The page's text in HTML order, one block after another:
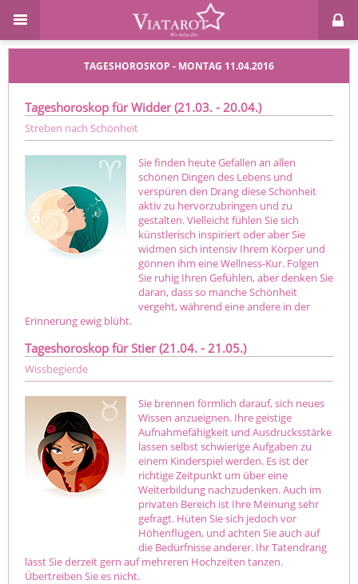
TAGESHOROSKOP - MONTAG 11.04.2016
Tageshoroskop für Widder (21.03. - 20.04.)
Streben nach Schönheit
Sie finden heute Gefallen an allen
schönen Dingen des Lebens und
verspüren den Drang diese Schönheit
aktiv zu hervorzubringen und zu
gestalten. Vielleicht fühlen Sie sich
künstlerisch inspiriert oder aber Sie
widmen sich intensiv Ihrem Körper und
gönnen ihm eine Wellness-Kur. Folgen
Sie ruhig Ihren Gefühlen, aber denken Sie
daran, dass so manche Schönheit
vergeht, während eine andere in der
Erinnerung ewig blüht.
Tageshoroskop für Stier (21.04. - 21.05.)
Wissbegierde
Sie brennen förmlich darauf, sich neues
Wissen anzueignen. Ihre geistige
Aufnahmefähigkeit und Ausdrucksstärke
lassen selbst schwierige Aufgaben zu
einem Kinderspiel werden. Es ist der
richtige Zeitpunkt um über eine
Weiterbildung nachzudenken. Auch im
privaten Bereich ist Ihre Meinung sehr
gefragt. Hüten Sie sich jedoch vor
Höhenflügen, und achten Sie auch auf
die Bedürfnisse anderer. Ihr Tatendrang
lässt Sie derzeit gern auf mehreren Hochzeiten tanzen.
Übertreiben Sie es nicht.